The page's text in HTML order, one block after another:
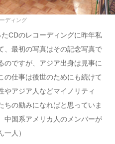
ディング
CDのレコーディングに昨年私
、最初の写真はその記念写真で
のですが、アジア出身は見事に
の仕事は後世のためにも続けて
やアジア人などマイノリティ
ちの励みになればと思っていま
国系アメリカ人のメンバーが
人）